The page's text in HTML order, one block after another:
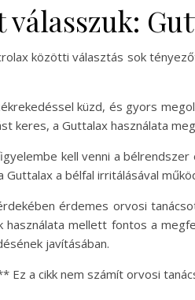
közötti választás sok
küzd, és gyors
keres, a Guttalax használata
kell venni a
Guttalax a bélfal irritálásával
érdemes orvosi
használata mellett fontos a
javításában.
Ez a cikk nem számít orvosi